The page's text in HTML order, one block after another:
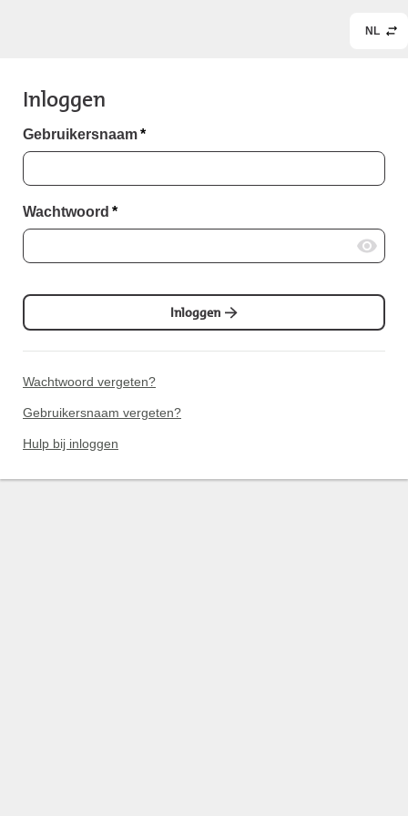
NL
Inloggen
Gebruikersnaam*
Wachtwoord *
Inloggen
Wachtwoord vergeten?
Gebruikersnaam vergeten?
Hulp bij inloggen